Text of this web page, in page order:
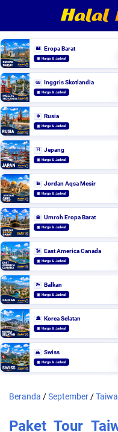
🏰 Eropa Barat
▣ Harga & Jadwal
GB Inggris Skotlandia
▣ Harga & Jadwal
❄️ Rusia
▣ Harga & Jadwal
⛩️ Jepang
▣ Harga & Jadwal
🕌 Jordan Aqsa Mesir
▣ Harga & Jadwal
🕋 Umroh Eropa Barat
▣ Harga & Jadwal
🗽 East America Canada
▣ Harga & Jadwal
🏞️ Balkan
▣ Harga & Jadwal
🏯 Korea Selatan
▣ Harga & Jadwal
🏔️ Swiss
▣ Harga & Jadwal
Beranda /September /
Paket Tour